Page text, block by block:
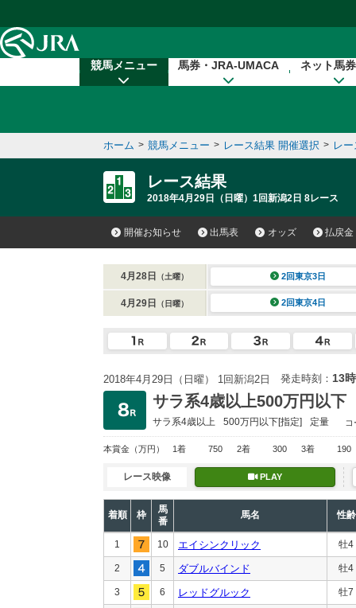
競馬メニュー 馬券・JRA-UMACA ネット馬
ホーム > 競馬メニュー > レース結果 開催選択 > レ
レース結果
2018年4月29日（日曜）1回新潟2日 8レース
開催お知らせ 出馬表 オッズ 払戻金
4月28日 （土曜） 2回東京3日
4月29日 （日曜） 2回東京4日
2018年4月29日（日曜） 1回新潟2日 発走時刻： 13
サラ系4歳以上500万円以下
サラ系4歳以上 500万円以下[指定] 定量
本賞金 （万円） 1着 750 2着 300 3着 190
レース映像 PLAY
着順 枠
馬
番
馬名 性齢
1 10 エイシンクリック 牡4
2 5 ダブルバインド 牡4
3 6 レッドグルック 牡7